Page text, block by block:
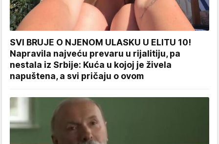
SVI BRUJE O NJENOM ULASKU U ELITU 10!
Napravila najveću prevaru u rijalitiju, pa
nestala iz Srbije: Kuća u kojoj je živela
napuštena, a svi pričaju o ovom